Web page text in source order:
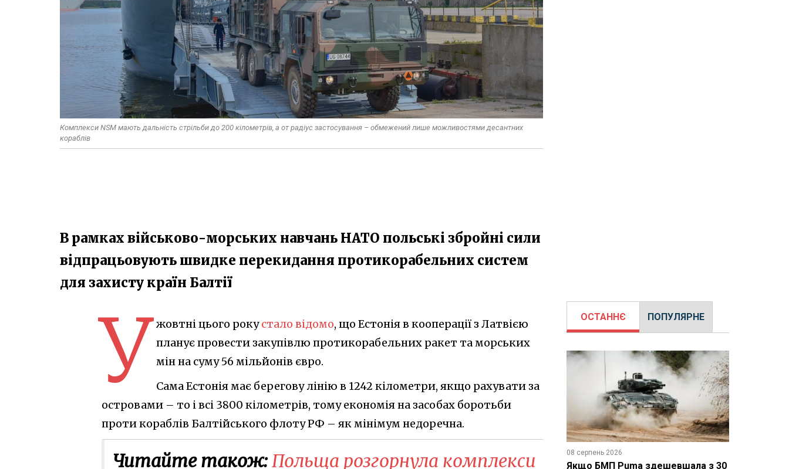
Комплекси NSM мають дальність стрільби до 200 кілометрів, а от радіус застосування – обмежений лише можливостями десантних
кораблів
В рамках військово-морських навчань НАТО польські збройні сили
відпрацьовують швидке перекидання протикорабельних систем
для захисту країн Балтії
У жовтні цього рокустало відомо, що Естонія в кооперації з Латвією
планує провести закупівлю протикорабельних ракет та морських
мін на суму 56 мільйонів євро.
Сама Естонія має берегову лінію в 1242 кілометри, якщо рахувати за
островами – то і всі 3800 кілометрів, тому економія на засобах боротьби
проти кораблів Балтійського флоту РФ – як мінімум недоречна.
Читайте також:Польща розгорнула комплекси
ОСТАННЄ ПОПУЛЯРНЕ
08 серпень 2026
Якщо БМП Puma здешевшала з 30